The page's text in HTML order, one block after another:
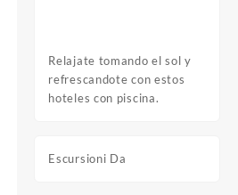
Relajate tomando el sol y
refrescandote con estos
hoteles con piscina.
Escursioni Da